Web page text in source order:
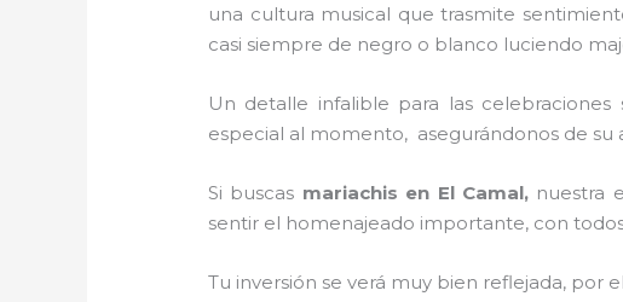
una cultura musical que trasmite
casi siempre de negro o blanco luciendo
Un detalle infalible para las
especial al momento, asegurándonos de
Si buscas mariachis en El Camal, nuestra
sentir el homenajeado importante, con
Tu inversión se verá muy bien reflejada, por